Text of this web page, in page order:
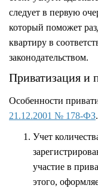
следует в первую
который поможет
квартиру в
законодательством.
Приватизация и
Особенности
21.12.2001 № 178-ФЗ
Учет
участие в
этого,